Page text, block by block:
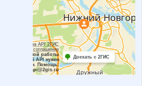
Работает на API 2ГИС
Лицензионное соглашение
Для корректной работы
Raster JS API нужен
ключ. Помощь:
api@2gis.ru
Доехать с 2ГИС